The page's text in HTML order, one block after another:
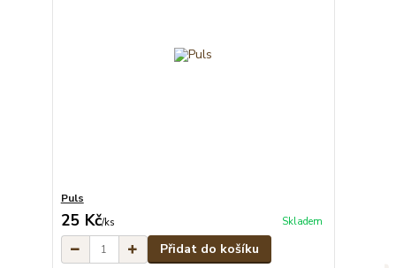
Puls
25 Kč/ks Skladem
Přidat do košíku